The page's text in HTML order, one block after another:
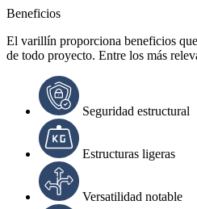
Beneficios
El varillín proporciona beneficios
de todo proyecto. Entre los más
Seguridad estructural
Estructuras ligeras
Versatilidad notable